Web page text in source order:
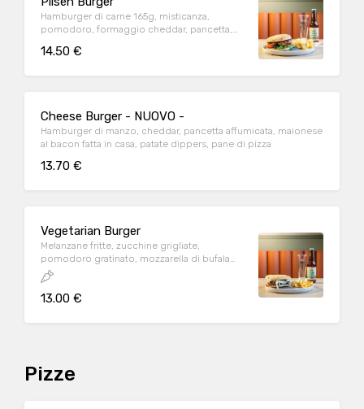
Hamburger di carne 165g, misticanza,
pomodoro, formaggio cheddar, pancetta,
14.50 €
Cheese Burger - NUOVO -
Hamburger di manzo, cheddar, pancetta affumicata, maionese
al bacon fatta in casa, patate dippers, pane di pizza
13.70 €
Vegetarian Burger
Melanzane fritte, zucchine grigliate,
pomodoro gratinato, mozzarella di bufala
campana, olio al basilico, pane di pizza,
patate dippers
13.00 €
Pizze